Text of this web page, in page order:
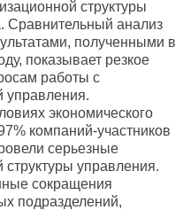
структуры
Сравнительный анализ
полученными в
показывает резкое
работы с
управления.
экономического
компаний-участников
серьезные
управления.
сокращения
подразделений,